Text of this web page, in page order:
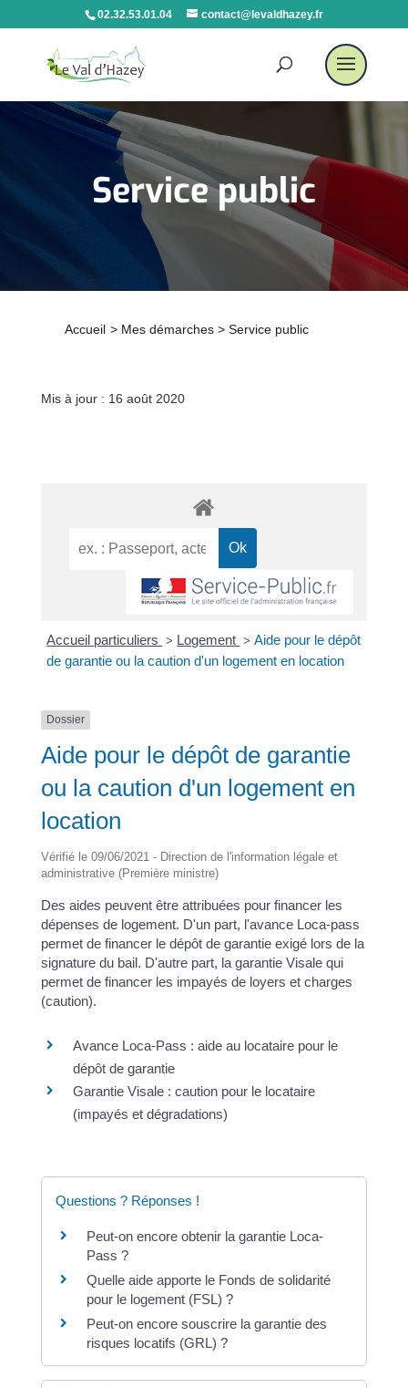
02.32.53.01.04 contact@levaldhazey.fr
Service public
Accueil > Mes démarches > Service public
Mis à jour : 16 août 2020
Accueil particuliers > Logement > Aide pour le dépôt
de garantie ou la caution d'un logement en location
Dossier
Aide pour le dépôt de garantie
ou la caution d'un logement en
location
Vérifié le 09/06/2021 - Direction de l'information légale et
administrative (Première ministre)
Des aides peuvent être attribuées pour financer les
dépenses de logement. D'un part, l'avance Loca-pass
permet de financer le dépôt de garantie exigé lors de la
signature du bail. D'autre part, la garantie Visale qui
permet de financer les impayés de loyers et charges
(caution).
Avance Loca-Pass : aide au locataire pour le
dépôt de garantie
Garantie Visale : caution pour le locataire
(impayés et dégradations)
Questions ? Réponses !
Peut-on encore obtenir la garantie Loca-
Pass ?
Quelle aide apporte le Fonds de solidarité
pour le logement (FSL) ?
Peut-on encore souscrire la garantie des
risques locatifs (GRL) ?